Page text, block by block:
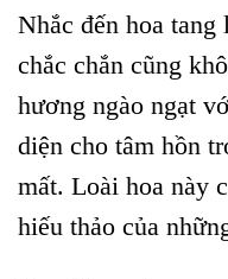
Nhắc đến hoa
chắc chắn cũng
hương ngào ngạt
diện cho tâm hồn
mất. Loài hoa này
hiếu thảo của